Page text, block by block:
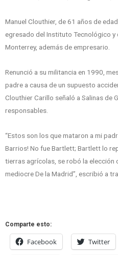
Manuel Clouthier, de 61 años de
egresado del Instituto Tecnológico y
Monterrey, además de empresario.
Renunció a su militancia en 1990,
padre a causa de un supuesto
Clouthier Carillo señaló a Salinas de
responsables.
“Estos son los que mataron a mi
Barrios! No fue Bartlett; Bartlett lo
tierras agrícolas, se robó la elección
mediocre De la Madrid”, escribió a
Comparte esto:
Facebook Twitter